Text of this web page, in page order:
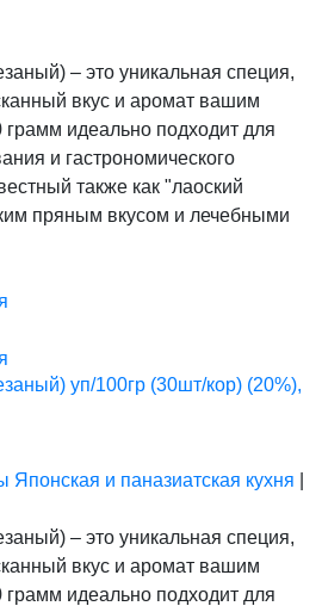
₽.– это уникальная специя,
вкус и аромат вашим
идеально подходит для
и гастрономического
также как "лаоский
пряным вкусом и лечебными
уп/100гр (30шт/кор) (20%),
Японская и паназиатская кухня
– это уникальная специя,
вкус и аромат вашим
идеально подходит для